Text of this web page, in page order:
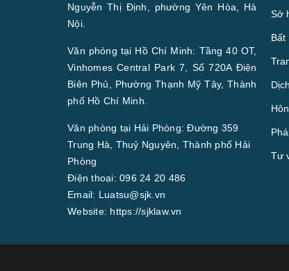
Nguyễn Thị Định, phường Yên Hòa, Hà
Nội.
Văn phòng tại Hồ Chí Minh: Tầng 40 OT,
Vinhomes Central Park 7, Số 720A Điện
Biên Phủ, Phường Thạnh Mỹ Tây, Thành
phố Hồ Chí Minh.
Văn phòng tại Hải Phòng: Đường 359
Trung Hà, Thuỷ Nguyên, Thành phố Hải
Phòng
Điện thoại: 096 24 20 486
Email: Luatsu@sjk.vn
Website: https://sjklaw.vn
Sở
Bất
Tư